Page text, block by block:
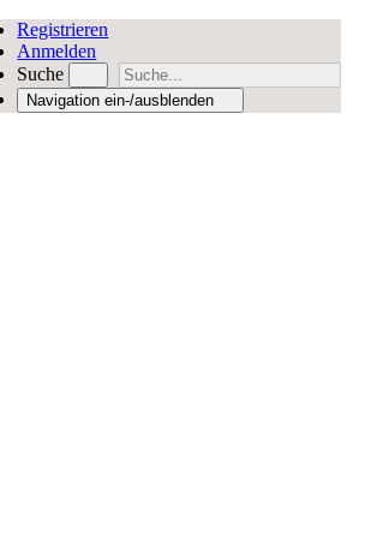
Registrieren
Anmelden
Suche
Navigation ein-/ausblenden